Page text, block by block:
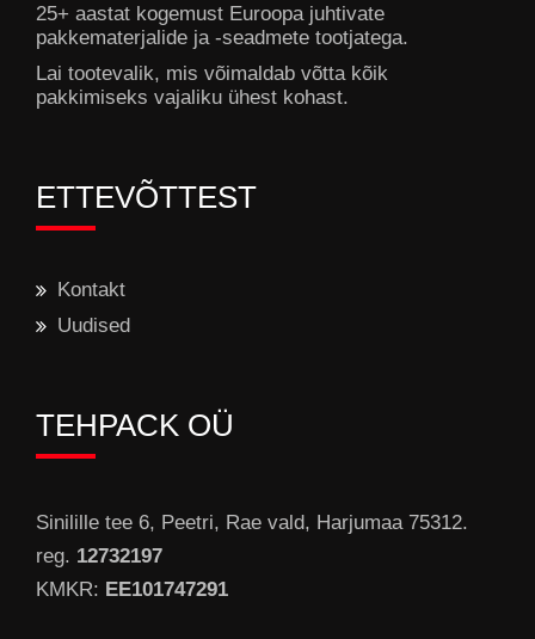
25+ aastat kogemust Euroopa juhtivate
pakkematerjalide ja -seadmete tootjatega.
Lai tootevalik, mis võimaldab võtta kõik
pakkimiseks vajaliku ühest kohast.
ETTEVÕTTEST
Kontakt
Uudised
TEHPACK OÜ
Sinilille tee 6, Peetri, Rae vald, Harjumaa 75312.
reg. 12732197
KMKR: EE101747291